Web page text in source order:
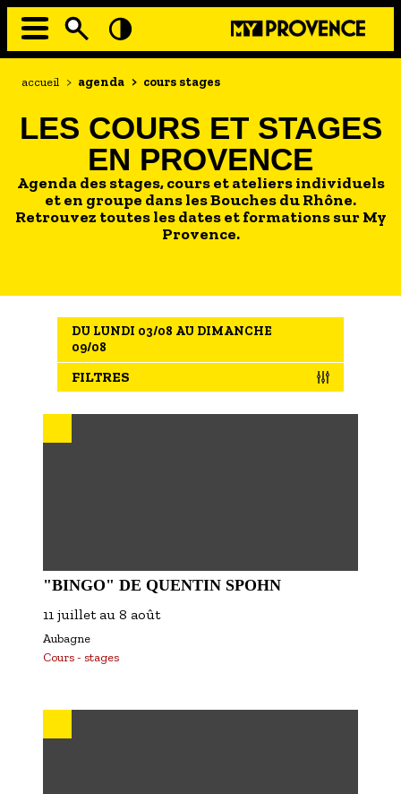
Aller
Navigation
EN MODE ECO
AU GRAND AIR
PASSEZ À TABLE
SOUS TOUTES LES COUTUMES
L'AGENDA
LES GUIDES TOURISTIQUES
LES OFFRES MYPROVENCE
Fil
accueil > agenda > cours stages
LES COURS ET STAGES
EN PROVENCE
Agenda des stages, cours et ateliers individuels
et en groupe dans les Bouches du Rhône.
Retrouvez toutes les dates et formations sur My
Provence.
DU LUNDI 03/08 AU DIMANCHE
09/08
FILTRES
"BINGO" DE QUENTIN SPOHN
11 juillet au 8 août
Aubagne
Cours - stages